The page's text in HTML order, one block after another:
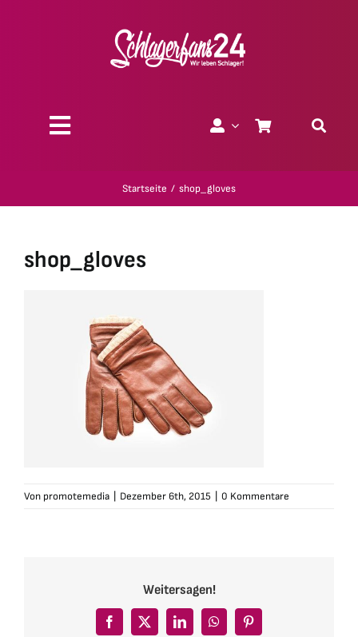
Toggle
Kollektionen
Startseite shop_gloves
shop_gloves
Von promotemedia Dezember 6th, 2015 0 Kommentare
Weitersagen!
Facebook
X LinkedInWhatsAppPinterest